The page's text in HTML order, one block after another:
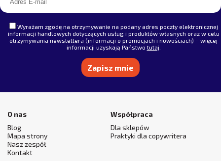
Wyrażam zgodę na otrzymywanie na podany adres poczty elektronicznej
informacji handlowych dotyczących usług i produktów własnych oraz w celu
otrzymywania newslettera (informacji o promocjach i nowościach) – więcej
informacji uzyskają Państwotutaj
O nas
Blog
Mapa strony
Nasz zespół
Kontakt
Współpraca
Dla sklepów
Praktyki dla copywritera